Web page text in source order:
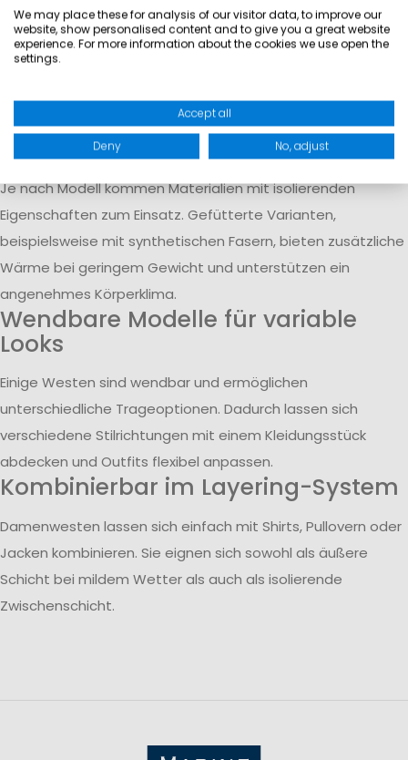
Sommer und Herbst als leichte Außenschicht und können im
Winter als zusätzliche Lage unter einer Jacke getragen
Kombinationen integrieren.
Leichte Isolation und funktionale
Materialien
Je nach Modell kommen Materialien mit isolierenden
Eigenschaften zum Einsatz. Gefütterte Varianten,
beispielsweise mit synthetischen Fasern, bieten zusätzliche
Wärme bei geringem Gewicht und unterstützen ein
angenehmes Körperklima.
Wendbare Modelle für variable
Looks
Einige Westen sind wendbar und ermöglichen
unterschiedliche Trageoptionen. Dadurch lassen sich
verschiedene Stilrichtungen mit einem Kleidungsstück
abdecken und Outfits flexibel anpassen.
Kombinierbar im Layering-System
Damenwesten lassen sich einfach mit Shirts, Pullovern oder
Jacken kombinieren. Sie eignen sich sowohl als äußere
Schicht bei mildem Wetter als auch als isolierende
Zwischenschicht.
We may place these for analysis of our visitor data, to improve our
website, show personalised content and to give you a great website
experience. For more information about the cookies we use open the
settings.
Accept all
Deny No, adjust